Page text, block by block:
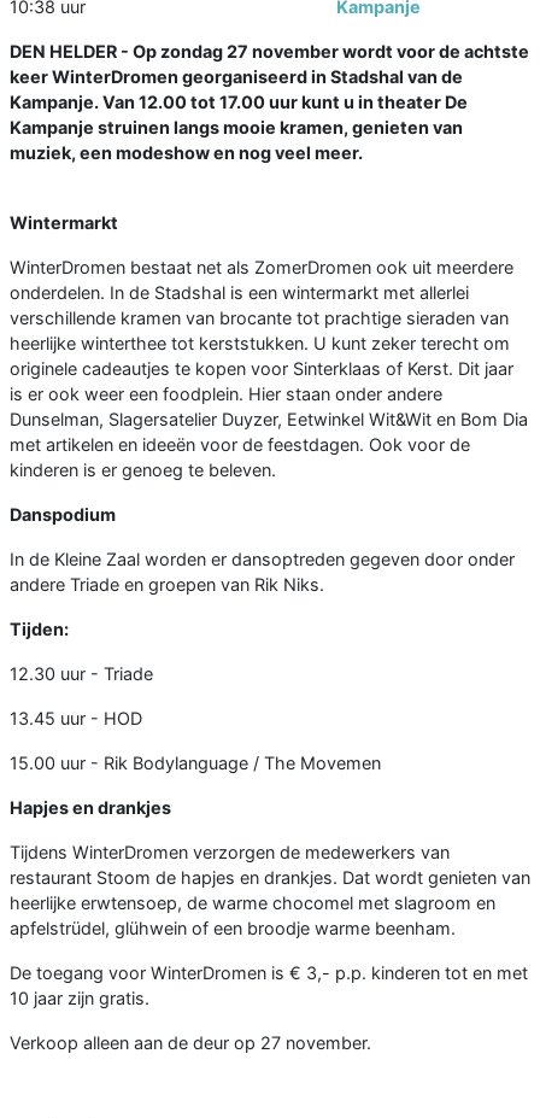
10:38 uur
Kampanje
DEN HELDER - Op zondag 27 november wordt voor de achtste
keer WinterDromen georganiseerd in Stadshal van de
Kampanje. Van 12.00 tot 17.00 uur kunt u in theater De
Kampanje struinen langs mooie kramen, genieten van
muziek, een modeshow en nog veel meer.
Wintermarkt
WinterDromen bestaat net als ZomerDromen ook uit meerdere
onderdelen. In de Stadshal is een wintermarkt met allerlei
verschillende kramen van brocante tot prachtige sieraden van
heerlijke winterthee tot kerststukken. U kunt zeker terecht om
originele cadeautjes te kopen voor Sinterklaas of Kerst. Dit jaar
is er ook weer een foodplein. Hier staan onder andere
Dunselman, Slagersatelier Duyzer, Eetwinkel Wit&Wit en Bom Dia
met artikelen en ideeën voor de feestdagen. Ook voor de
kinderen is er genoeg te beleven.
Danspodium
In de Kleine Zaal worden er dansoptreden gegeven door onder
andere Triade en groepen van Rik Niks.
Tijden:
12.30 uur - Triade
13.45 uur - HOD
15.00 uur - Rik Bodylanguage / The Movemen
Hapjes en drankjes
Tijdens WinterDromen verzorgen de medewerkers van
restaurant Stoom de hapjes en drankjes. Dat wordt genieten van
heerlijke erwtensoep, de warme chocomel met slagroom en
apfelstrüdel, glühwein of een broodje warme beenham.
De toegang voor WinterDromen is € 3,- p.p. kinderen tot en met
10 jaar zijn gratis.
Verkoop alleen aan de deur op 27 november.